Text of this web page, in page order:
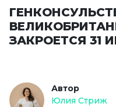
ЗАКРОЕТСЯ 31
Автор
Юлия Стриж